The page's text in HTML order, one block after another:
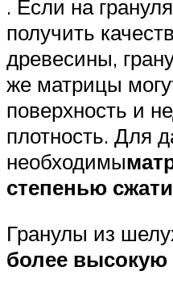
. Если на
получить
древесины,
же матрицы
поверхность и
плотность. Для
необходимы
степенью
Гранулы из
более высокую